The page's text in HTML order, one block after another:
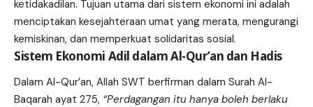
ketidakadilan. Tujuan utama dari sistem ekonomi ini adalah
menciptakan kesejahteraan umat yang merata, mengurangi
kemiskinan, dan memperkuat solidaritas sosial.
Sistem Ekonomi Adil dalam Al-Qur’an dan Hadis
Dalam Al-Qur’an, Allah SWT berfirman dalam Surah Al-
Baqarah ayat 275, “Perdagangan itu hanya boleh berlaku